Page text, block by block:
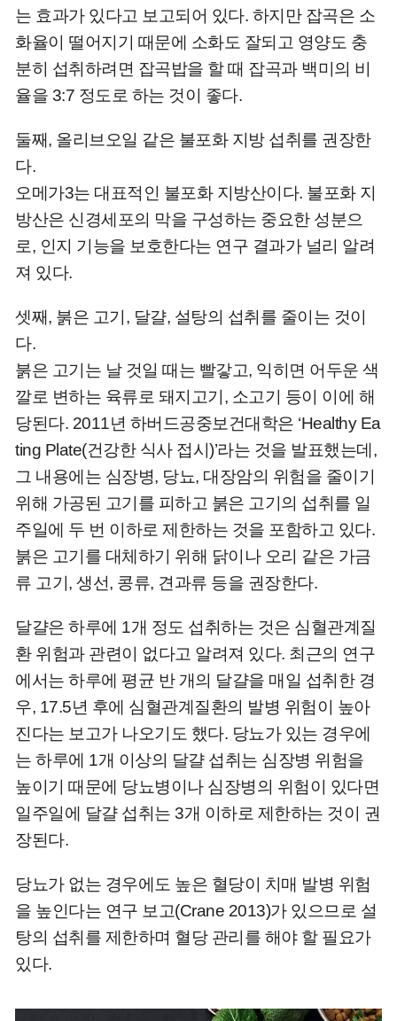
는 효과가 있다고 보고되어 있다. 하지만 잡곡은 소
화율이 떨어지기 때문에 소화도 잘되고 영양도 충
분히 섭취하려면 잡곡밥을 할 때 잡곡과 백미의 비
율을 3:7 정도로 하는 것이 좋다.
둘째, 올리브오일 같은 불포화 지방 섭취를 권장한
다.
오메가3는 대표적인 불포화 지방산이다. 불포화 지
방산은 신경세포의 막을 구성하는 중요한 성분으
로, 인지 기능을 보호한다는 연구 결과가 널리 알려
져 있다.
셋째, 붉은 고기, 달걀, 설탕의 섭취를 줄이는 것이
다.
붉은 고기는 날 것일 때는 빨갛고, 익히면 어두운 색
깔로 변하는 육류로 돼지고기, 소고기 등이 이에 해
당된다. 2011년 하버드공중보건대학은 ‘Healthy Ea
ting Plate(건강한 식사 접시)’라는 것을 발표했는데,
그 내용에는 심장병, 당뇨, 대장암의 위험을 줄이기
위해 가공된 고기를 피하고 붉은 고기의 섭취를 일
주일에 두 번 이하로 제한하는 것을 포함하고 있다.
붉은 고기를 대체하기 위해 닭이나 오리 같은 가금
류 고기, 생선, 콩류, 견과류 등을 권장한다.
달걀은 하루에 1개 정도 섭취하는 것은 심혈관계질
환 위험과 관련이 없다고 알려져 있다. 최근의 연구
에서는 하루에 평균 반 개의 달걀을 매일 섭취한 경
우, 17.5년 후에 심혈관계질환의 발병 위험이 높아
진다는 보고가 나오기도 했다. 당뇨가 있는 경우에
는 하루에 1개 이상의 달걀 섭취는 심장병 위험을
높이기 때문에 당뇨병이나 심장병의 위험이 있다면
일주일에 달걀 섭취는 3개 이하로 제한하는 것이 권
장된다.
당뇨가 없는 경우에도 높은 혈당이 치매 발병 위험
을 높인다는 연구 보고(Crane 2013)가 있으므로 설
탕의 섭취를 제한하며 혈당 관리를 해야 할 필요가
있다.